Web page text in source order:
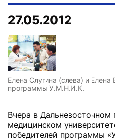
27.05.2012
Елена Слугина (слева) и Елена
программы У.М.Н.И.К.
Вчера в Дальневосточном
медицинском
победителей программы